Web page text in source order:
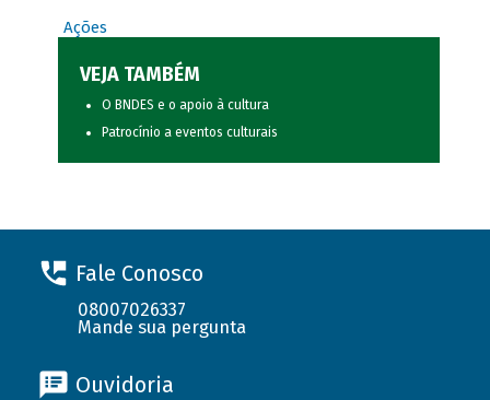
Ações
VEJA TAMBÉM
O BNDES e o apoio à cultura
Patrocínio a eventos culturais
Fale Conosco
08007026337
Mande sua pergunta
Ouvidoria